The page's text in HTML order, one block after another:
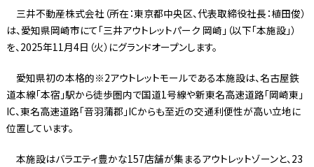
三井不動産株式会社（所在：東京都中央区、代表取締役社長：植田俊）
は、愛知県岡崎市にて「三井アウトレットパーク 岡崎」（以下「本施設」）
を、2025年11月4日（火）にグランドオープンします。
愛知県初の本格的※2アウトレットモールである本施設は、名古屋鉄
道本線「本宿」駅から徒歩圏内で国道1号線や新東名高速道路「岡崎東」
IC、東名高速道路「音羽蒲郡」ICからも至近の交通利便性が高い立地に
位置しています。
本施設はバラエティ豊かな157店舗が集まるアウトレットゾーンと、23